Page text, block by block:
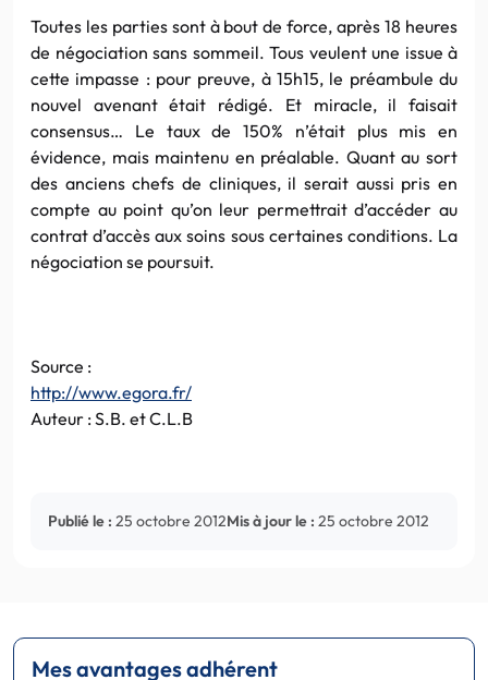
Toutes les parties sont à bout de force, après 18 heures
de négociation sans sommeil. Tous veulent une issue à
cette impasse : pour preuve, à 15h15, le préambule du
nouvel avenant était rédigé. Et miracle, il faisait
consensus… Le taux de 150% n’était plus mis en
évidence, mais maintenu en préalable. Quant au sort
des anciens chefs de cliniques, il serait aussi pris en
compte au point qu’on leur permettrait d’accéder au
contrat d’accès aux soins sous certaines conditions. La
négociation se poursuit.
Source :
http://www.egora.fr/
Auteur : S.B. et C.L.B
Publié le : 25 octobre 2012Mis à jour le : 25 octobre 2012
Mes avantages adhérent